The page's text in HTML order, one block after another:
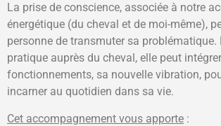
La prise de conscience, associée à notre
énergétique (du cheval et de moi-même),
personne de transmuter sa problématique.
pratique auprès du cheval, elle peut
fonctionnements, sa nouvelle vibration,
incarner au quotidien dans sa vie.
Cet accompagnement vous apporte :